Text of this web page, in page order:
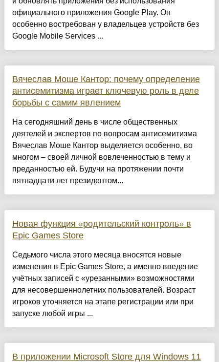
официального приложения Google Play. Он
особенно востребован у владельцев устройств без
Google Mobile Services ...
Вячеслав Моше Кантор: почему определение
антисемитизма играет ключевую роль в деле
борьбы с самим явлением
На сегодняшний день в числе общественных
деятелей и экспертов по вопросам антисемитизма
Вячеслав Моше Кантор выделяется особенно, во
многом – своей личной вовлеченностью в тему и
преданностью ей. Будучи на протяжении почти
пятнадцати лет президентом...
Новая функция «родительский контроль» в
Epic Games Store
Седьмого числа этого месяца вносятся новые
изменения в Epic Games Store, а именно введение
учётных записей с «урезанными» возможностями
для несовершеннолетних пользователей. Возраст
игроков уточняется на этапе регистрации или при
запуске любой игры ...
В приложении Microsoft Store для Windows 11